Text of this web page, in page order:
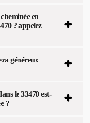
en
? appelez
généreux
le 33470 est-
?